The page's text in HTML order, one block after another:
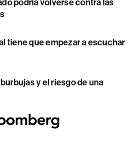
podría volverse contra las
tiene que empezar a escuchar
y el riesgo de una